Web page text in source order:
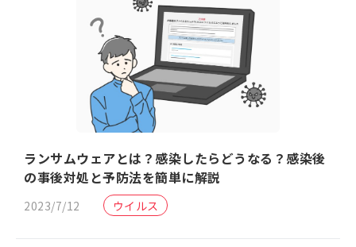
ランサムウェアとは？感染したらどうなる？感染後
の事後対処と予防法を簡単に解説
2023/7/12 ウイルス